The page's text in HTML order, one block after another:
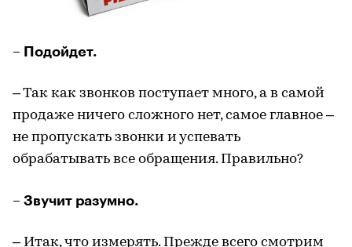
– Подойдет.
– Так как звонков поступает много, а в самой
продаже ничего сложного нет, самое главное –
не пропускать звонки и успевать
обрабатывать все обращения. Правильно?
– Звучит разумно.
– Итак, что измерять. Прежде всего смотрим